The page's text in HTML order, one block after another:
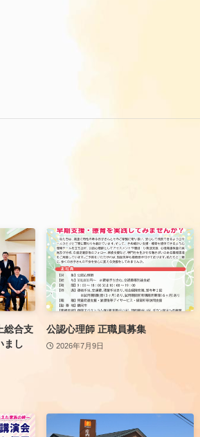
総合支
まし
公認心理師 正職員募集
2026年7月9日